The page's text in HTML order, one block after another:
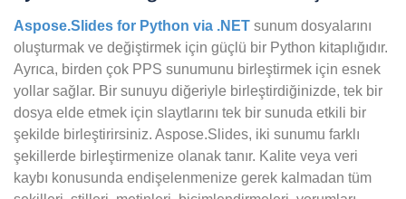
Aspose.Slides for Python via .NET sunum dosyalarını
oluşturmak ve değiştirmek için güçlü bir Python kitaplığıdır.
Ayrıca, birden çok PPS sunumunu birleştirmek için esnek
yollar sağlar. Bir sunuyu diğeriyle birleştirdiğinizde, tek bir
dosya elde etmek için slaytlarını tek bir sunuda etkili bir
şekilde birleştirirsiniz. Aspose.Slides, iki sunumu farklı
şekillerde birleştirmenize olanak tanır. Kalite veya veri
kaybı konusunda endişelenmenize gerek kalmadan tüm